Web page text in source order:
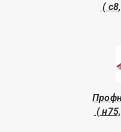
(
(